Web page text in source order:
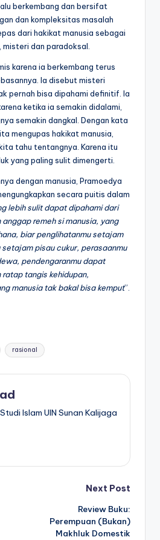
berkembang dan bersifat
dan kompleksitas masalah
dari hakikat manusia sebagai
misteri dan paradoksal.
karena ia berkembang terus
Ia disebut misteri
pernah bisa dipahami definitif. Ia
ketika ia semakin didalami,
semakin dangkal. Dengan kata
mengupas hakikat manusia,
tahu tentangnya. Karena itu
yang paling sulit dimengerti.
dengan manusia, Pramoedya
secara puitis dalam
lebih sulit dapat dipahami dari
remeh si manusia, yang
biar penglihatanmu setajam
pisau cukur, perasaanmu
pendengaranmu dapat
ratap tangis kehidupan,
manusia tak bakal bisa kemput”.
rasional
Islam UIN Sunan Kalijaga
Next Post
Review Buku:
Perempuan (Bukan)
Makhluk Domestik